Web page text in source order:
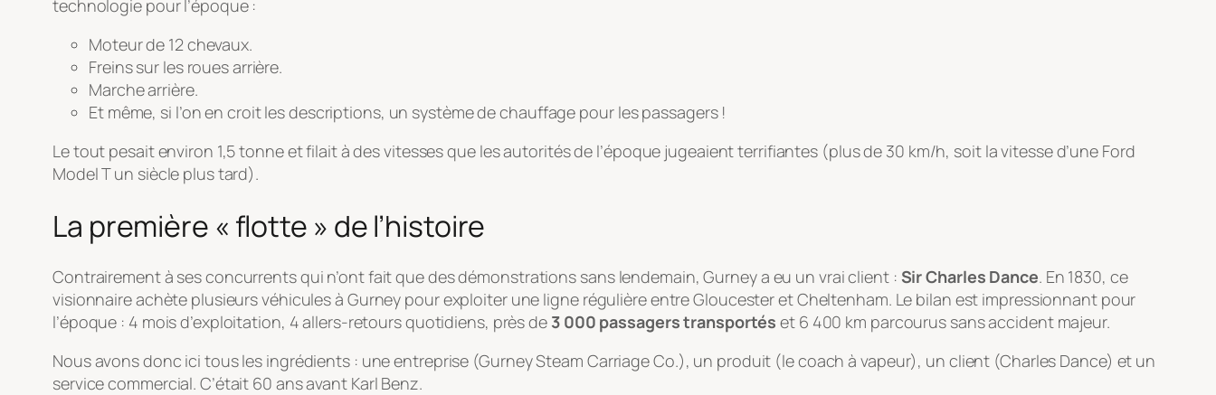
technologie pour l’époque :
Moteur de 12 chevaux.
Freins sur les roues arrière.
Marche arrière.
Et même, si l’on en croit les descriptions, un système de chauffage pour les passagers !
Le tout pesait environ 1,5 tonne et filait à des vitesses que les autorités de l’époque jugeaient terrifiantes (plus de 30 km/h, soit la vitesse d’une Ford
Model T un siècle plus tard).
La première « flotte » de l’histoire
Contrairement à ses concurrents qui n’ont fait que des démonstrations sans lendemain, Gurney a eu un vrai client : Sir Charles Dance. En 1830, ce
visionnaire achète plusieurs véhicules à Gurney pour exploiter une ligne régulière entre Gloucester et Cheltenham. Le bilan est impressionnant pour
l’époque : 4 mois d’exploitation, 4 allers-retours quotidiens, près de 3 000 passagers transportés et 6 400 km parcourus sans accident majeur.
Nous avons donc ici tous les ingrédients : une entreprise (Gurney Steam Carriage Co.), un produit (le coach à vapeur), un client (Charles Dance) et un
service commercial. C’était 60 ans avant Karl Benz.